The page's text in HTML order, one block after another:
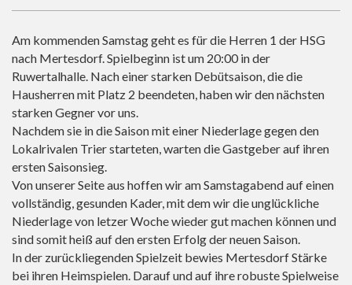
Am kommenden Samstag geht es für die Herren 1 der HSG
nach Mertesdorf. Spielbeginn ist um 20:00 in der
Ruwertalhalle. Nach einer starken Debütsaison, die die
Hausherren mit Platz 2 beendeten, haben wir den nächsten
starken Gegner vor uns.
Nachdem sie in die Saison mit einer Niederlage gegen den
Lokalrivalen Trier starteten, warten die Gastgeber auf ihren
ersten Saisonsieg.
Von unserer Seite aus hoffen wir am Samstagabend auf einen
vollständig, gesunden Kader, mit dem wir die unglückliche
Niederlage von letzer Woche wieder gut machen können und
sind somit heiß auf den ersten Erfolg der neuen Saison.
In der zurückliegenden Spielzeit bewies Mertesdorf Stärke
bei ihren Heimspielen. Darauf und auf ihre robuste Spielweise